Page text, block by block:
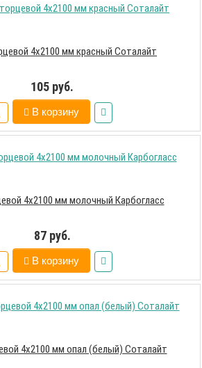
4х2100 мм красный Соталайт
105 руб.
В корзину
4х2100 мм молочный Карбогласс
87 руб.
В корзину
4х2100 мм опал (белый) Соталайт